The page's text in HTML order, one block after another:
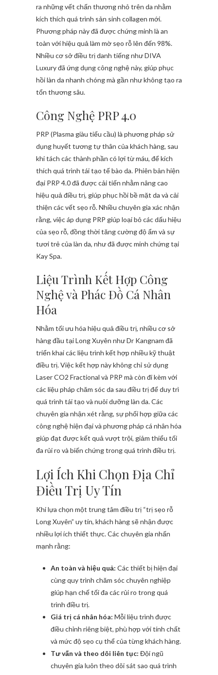
ra những vết chấn thương nhỏ trên da nhằm
kích thích quá trình sản sinh collagen mới.
Phương pháp này đã được chứng minh là an
toàn với hiệu quả làm mờ sẹo rỗ lên đến 98%.
Nhiều cơ sở điều trị danh tiếng như DIVA
Luxury đã ứng dụng công nghệ này, giúp phục
hồi làn da nhanh chóng mà gần như không tạo ra
tổn thương sâu.
Công Nghệ PRP 4.0
PRP (Plasma giàu tiểu cầu) là phương pháp sử
dụng huyết tương tự thân của khách hàng, sau
khi tách các thành phần có lợi từ máu, để kích
thích quá trình tái tạo tế bào da. Phiên bản hiện
đại PRP 4.0 đã được cải tiến nhằm nâng cao
hiệu quả điều trị, giúp phục hồi bề mặt da và cải
thiện các vết sẹo rỗ. Nhiều chuyên gia xác nhận
rằng, việc áp dụng PRP giúp loại bỏ các dấu hiệu
của sẹo rỗ, đồng thời tăng cường độ ẩm và sự
tươi trẻ của làn da, như đã được minh chứng tại
Kay Spa.
Liệu Trình Kết Hợp Công
Nghệ và Phác Đồ Cá Nhân
Hóa
Nhằm tối ưu hóa hiệu quả điều trị, nhiều cơ sở
hàng đầu tại Long Xuyên như Dr Kangnam đã
triển khai các liệu trình kết hợp nhiều kỹ thuật
điều trị. Việc kết hợp này không chỉ sử dụng
Laser CO2 Fractional và PRP mà còn đi kèm với
các liệu pháp chăm sóc da sau điều trị để duy trì
quá trình tái tạo và nuôi dưỡng làn da. Các
chuyên gia nhận xét rằng, sự phối hợp giữa các
công nghệ hiện đại và phương pháp cá nhân hóa
giúp đạt được kết quả vượt trội, giảm thiểu tối
đa rủi ro và biến chứng trong quá trình điều trị.
Lợi Ích Khi Chọn Địa Chỉ
Điều Trị Uy Tín
Khi lựa chọn một trung tâm điều trị “trị sẹo rỗ
Long Xuyên” uy tín, khách hàng sẽ nhận được
nhiều lợi ích thiết thực. Các chuyên gia nhấn
mạnh rằng:
An toàn và hiệu quả: Các thiết bị hiện đại
cùng quy trình chăm sóc chuyên nghiệp
giúp hạn chế tối đa các rủi ro trong quá
trình điều trị.
Giá trị cá nhân hóa: Mỗi liệu trình được
điều chỉnh riêng biệt, phù hợp với tính chất
và mức độ sẹo cụ thể của từng khách hàng.
Tư vấn và theo dõi liên tục: Đội ngũ
chuyên gia luôn theo dõi sát sao quá trình